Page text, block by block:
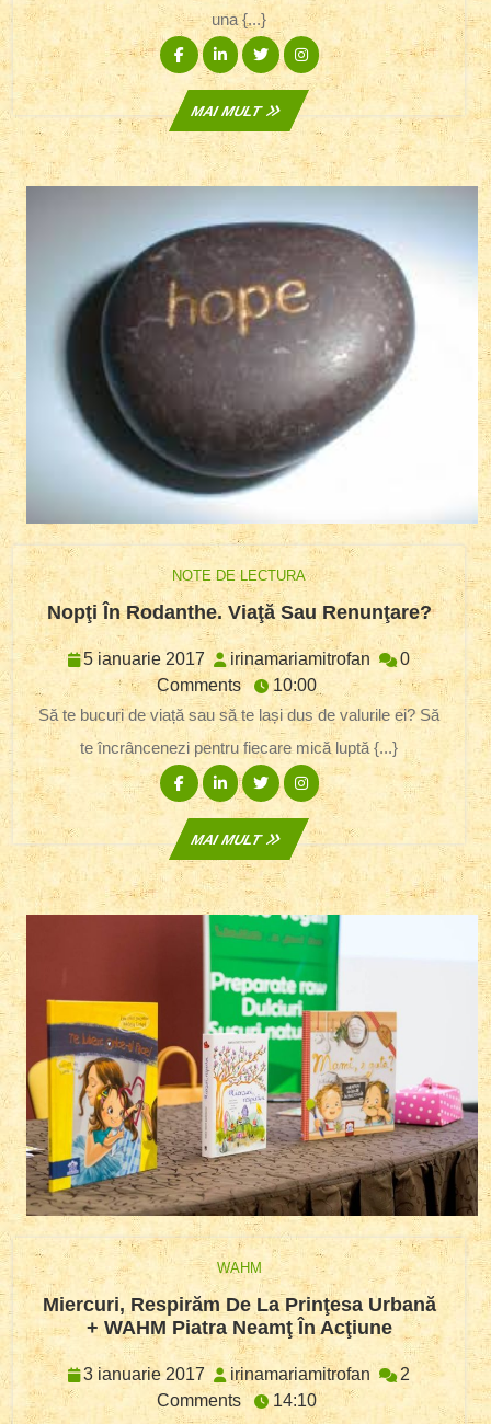
una {...}
Facebook
Linkedin
TwitterInstagram
MAI MULT
MAI
MULT
NOTE DE LECTURA
Nopţi În Rodanthe. Viaţă Sau Renunţare?Nopţi
În
Viaţă
Sau
5 ianuarie 2017 5
ianuarie
2017
irinamariamitrofan
0
Comments
10:00
Să te bucuri de viață sau să te lași dus de valurile ei? Să
te încrâncenezi pentru fiecare mică luptă {...}
Facebook
LinkedinTwitterInstagram
MAI MULT
MAI
MULT
WAHM
Miercuri, Respirăm De La Prinţesa Urbană
+ WAHM Piatra Neamţ În AcţiuneMiercuri,
Respirăm
De
La
Prinţesa
3 ianuarie 2017 3
ianuarie
irinamariamitrofan
2
Comments
14:10